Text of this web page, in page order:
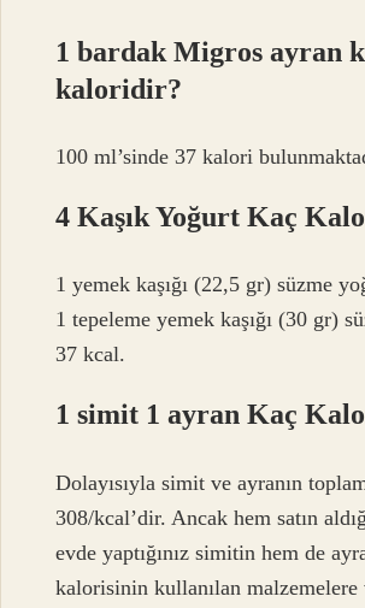
1 bardak Migros ayran
kaloridir?
100 ml’sinde 37 kalori
4 Kaşık Yoğurt Kaç
1 yemek kaşığı (22,5 gr) süzme
1 tepeleme yemek kaşığı (30 gr)
37 kcal.
1 simit 1 ayran Kaç
Dolayısıyla simit ve ayranın
308/kcal’dir. Ancak hem satın
evde yaptığınız simitin hem de
kalorisinin kullanılan malzemelere